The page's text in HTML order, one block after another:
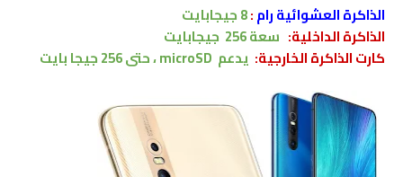
الذاكرة العشوائية رام:8 جيجابايت
الذاكرة الداخلية: سعة 256
جيجابايت
كارت الذاكرة الخارجية: يدعم microSD ، حتى 256 جيجا بايت